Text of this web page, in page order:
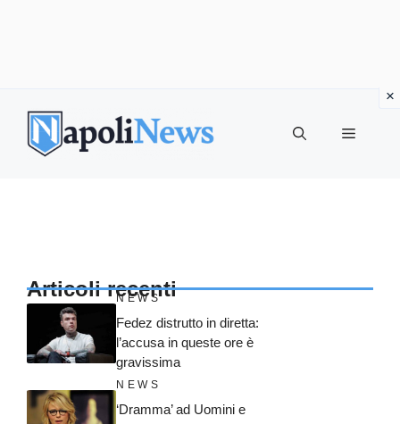
contenuto
MENU
Articoli recenti
NEWS
Fedez distrutto in diretta:
l’accusa in queste ore è
gravissima
NEWS
‘Dramma’ ad Uomini e